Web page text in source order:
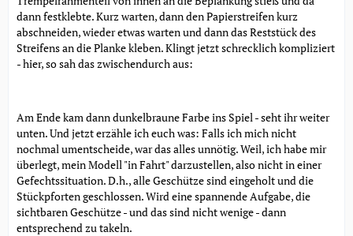
dann festklebte. Kurz warten, dann den Papierstreifen kurz
abschneiden, wieder etwas warten und dann das Reststück des
Streifens an die Planke kleben. Klingt jetzt schrecklich kompliziert
- hier, so sah das zwischendurch aus:
Am Ende kam dann dunkelbraune Farbe ins Spiel - seht ihr weiter
unten. Und jetzt erzähle ich euch was: Falls ich mich nicht
nochmal umentscheide, war das alles unnötig. Weil, ich habe mir
überlegt, mein Modell "in Fahrt" darzustellen, also nicht in einer
Gefechtssituation. D.h., alle Geschütze sind eingeholt und die
Stückpforten geschlossen. Wird eine spannende Aufgabe, die
sichtbaren Geschütze - und das sind nicht wenige - dann
entsprechend zu takeln.